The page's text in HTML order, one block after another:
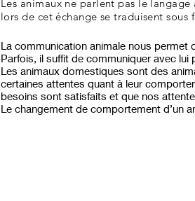
Les animaux ne parlent pas le
lors de cet échange se traduisentsous
La communication animale nous permet
Parfois, il suffit de communiquer avec
Les animaux domestiques sont des
certaines attentes quant à leur
besoins sont satisfaits et que nos
Le changement de comportement d’un